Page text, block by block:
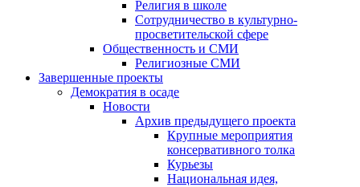
Религия в школе
Сотрудничество в культурно-
просветительской сфере
Общественность и СМИ
Религиозные СМИ
Завершенные проекты
Демократия в осаде
Новости
Архив предыдущего проекта
Крупные мероприятия
консервативного толка
Курьезы
Национальная идея,